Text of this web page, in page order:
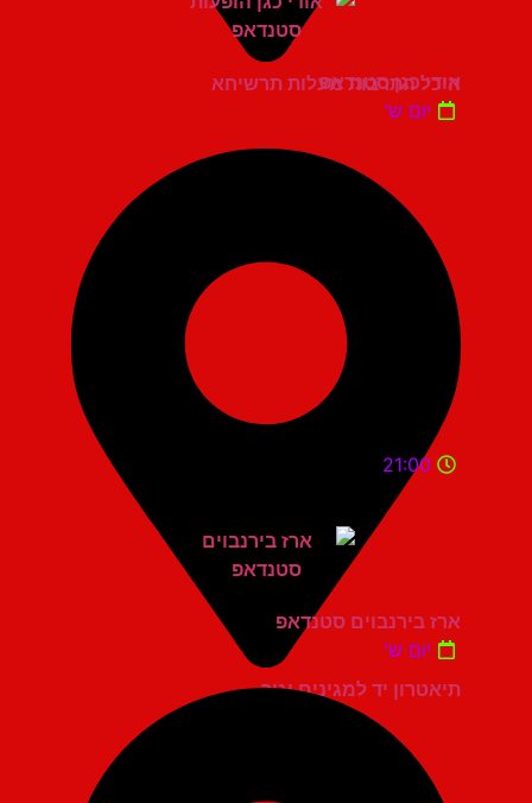
היכל התרבות מעלות תרשיחא
אודי כגן סטנדאפ
יום ש'
תיאטרון יד למגינים יגור
21:00
ארז בירנבוים סטנדאפ
יום ש'